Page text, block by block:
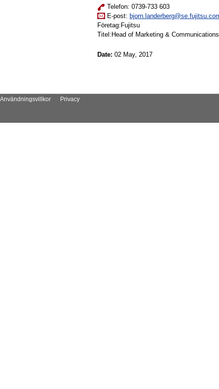
Telefon: 0739-733 603
E-post:
Företag:Fujitsu
Titel:Head of Marketing & Communications
Date: 02 May, 2017
Användningsvillkor Privacy